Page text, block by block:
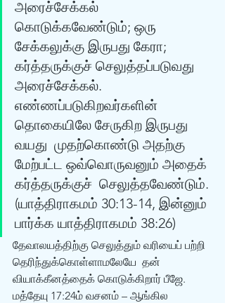
அரைச்சேக்கல்
கொடுக்கவேண்டும்; ஒரு
சேக்கலுக்கு இருபது கேரா;
கர்த்தருக்குச் செலுத்தப்படுவது
அரைச்சேக்கல்.
எண்ணப்படுகிறவர்களின்
தொகையிலே சேருகிற இருபது
வயது  முதற்கொண்டு அதற்கு
மேற்பட்ட ஒவ்வொருவனும் அதைக்
கர்த்தருக்குச்  செலுத்தவேண்டும்.
(யாத்திராகமம் 30:13-14, இன்னும்
பார்க்க யாத்திராகமம் 38:26)
தேவாலயத்திற்கு செலுத்தும் வரியைப் பற்றி
தெரிந்துக்கொள்ளாமலேயே  தன்
வியாக்கீனத்தைக் கொடுக்கிறார் பீஜே.
மத்தேயு 17:24ம் வசனம் – ஆங்கில